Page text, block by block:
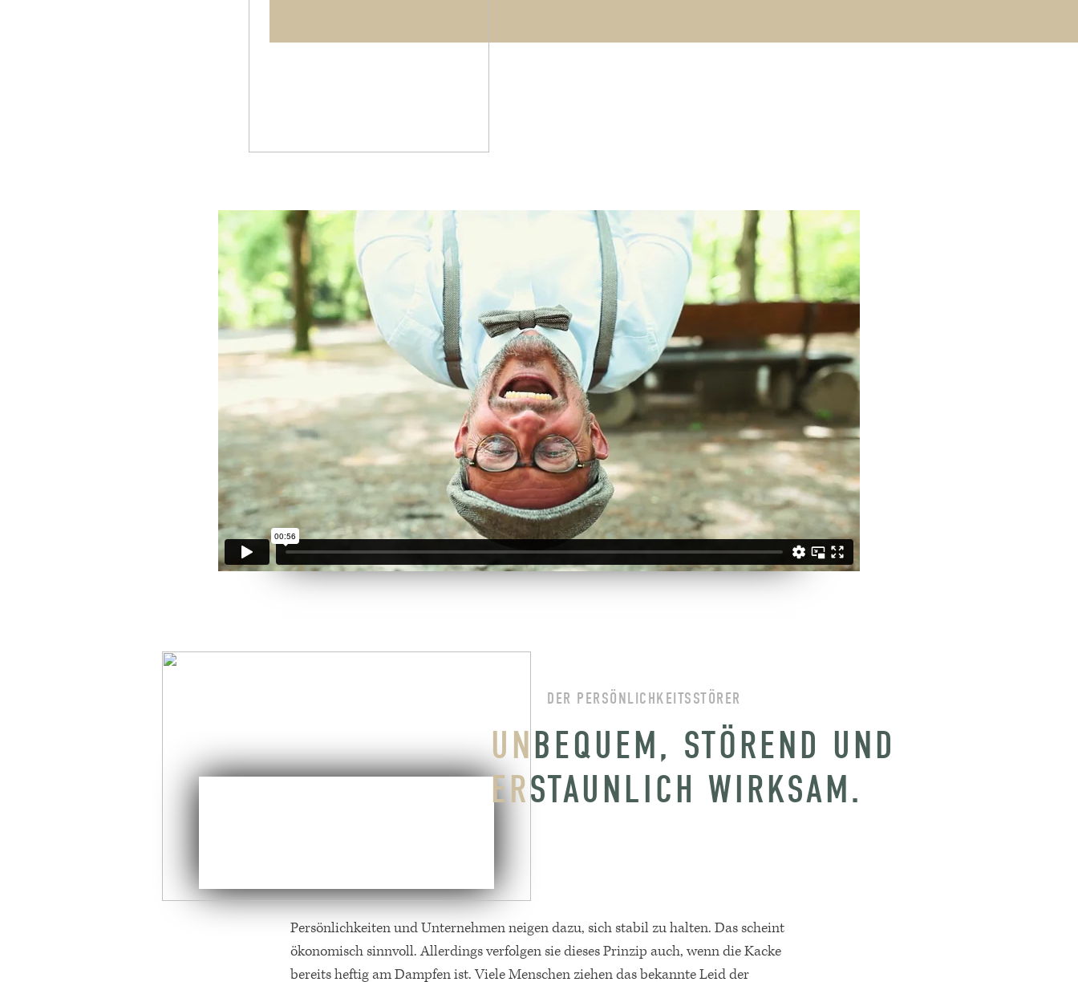
DER PERSÖNLICHKEITSSTÖRER
UNBEQUEM, STÖREND UND
ERSTAUNLICH WIRKSAM.
Persönlichkeiten und Unternehmen neigen dazu, sich stabil zu halten. Das scheint
ökonomisch sinnvoll. Allerdings verfolgen sie dieses Prinzip auch, wenn die Kacke
bereits heftig am Dampfen ist. Viele Menschen ziehen das bekannte Leid der